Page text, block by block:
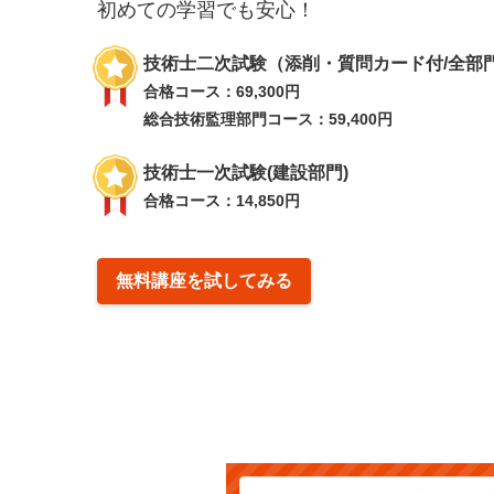
初めての学習でも安心！
技術士二次試験（添削・質問カード付/全部
合格コース：69,300円
総合技術監理部門コース：59,400円
技術士一次試験(建設部門)
合格コース：14,850円
無料講座を試してみる